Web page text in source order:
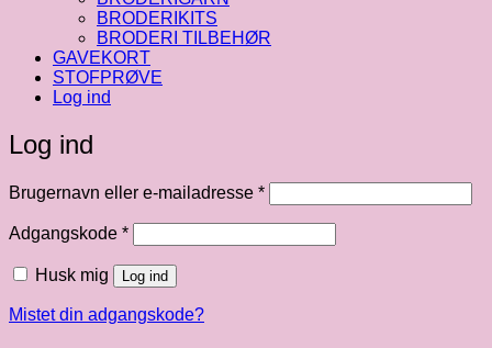
BRODERIKITS
BRODERI TILBEHØR
GAVEKORT
STOFPRØVE
Log ind
Log ind
Brugernavn eller e-mailadresse *Påkrævet
Adgangskode *Påkrævet
Husk mig Log ind
Mistet din adgangskode?